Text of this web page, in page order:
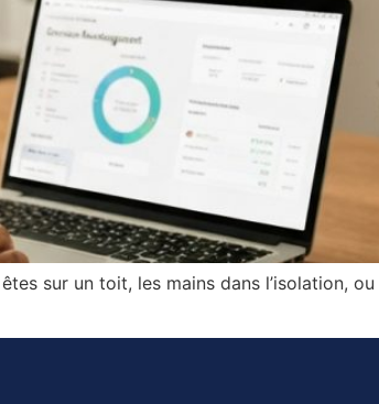
sur un toit, les mains dans l’isolation, ou